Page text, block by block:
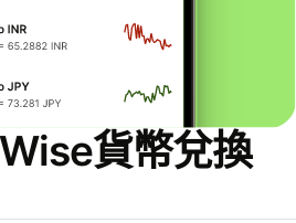
貨幣兌換